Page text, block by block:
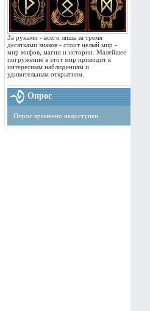
За рунами - всего лишь за тремя
десятками знаков - стоит целый мир -
мир мифов, магии и истории. Малейшее
погружение в этот мир приводит к
интересным наблюдениям и
удивительным открытиям.
Опрос
Опрос временно недоступен.